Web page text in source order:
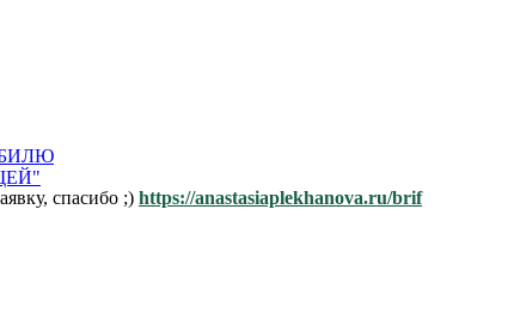
спасибо ;) https://anastasiaplekhanova.ru/brif